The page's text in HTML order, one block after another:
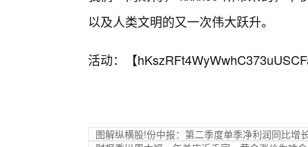
以及人类文明的又一次伟大跃升。
活动：【
图解纵横股!份中报：第二季度单季净利润同比增